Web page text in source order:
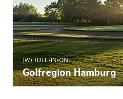
(W)HOLE-IN-ONE
Golfregion Hamburg